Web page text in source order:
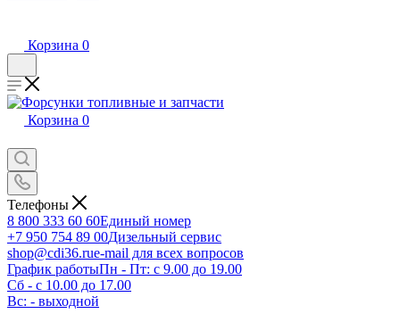
Корзина 0
Корзина 0
Телефоны
8 800 333 60 60Единый номер
+7 950 754 89 00Дизельный сервис
shop@cdi36.rue-mail для всех вопросов
График работыПн - Пт: с 9.00 до 19.00
Сб - с 10.00 до 17.00
Вс: - выходной